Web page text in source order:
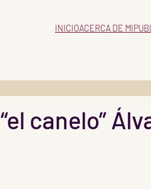
INICIOACERCA DE MI
canelo”